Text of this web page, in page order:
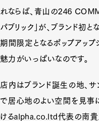
れならば、青山の246
パブリック」が、ブランド初
期間限定となるポップアップ
魅力がいっぱいなのです。
店内はブランド誕生の地、サ
で居心地のよい空間を見事
けるalpha.co.ltd代表の南貴之